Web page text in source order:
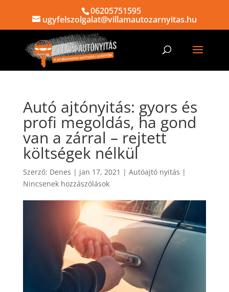
06205751595
ugyfelszolgalat@villamautozarnyitas.hu
Autó ajtónyitás: gyors és
profi megoldás, ha gond
van a zárral – rejtett
költségek nélkül
Szerző: Denes | jan 17, 2021 | Autóajtó nyitás |
Nincsenek hozzászólások